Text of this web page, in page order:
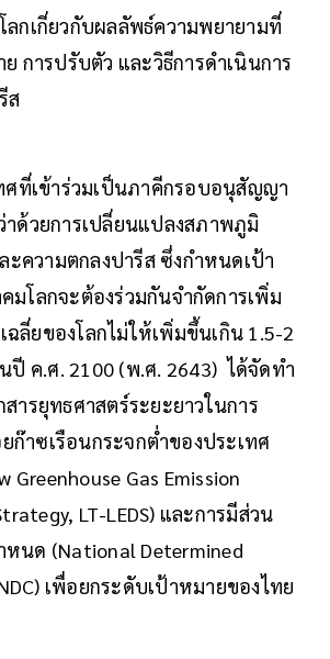
ลกเกี่ยวกับผลลัพธ์ความพยายามที่
การปรับตัว และวิธีการดำเนินการ
ส
ศที่เข้าร่วมเป็นภาคีกรอบอนุสัญญา
ด้วยการเปลี่ยนแปลงสภาพภูมิ
ะความตกลงปารีส ซึ่งกำหนดเป้า
มโลกจะต้องร่วมกันจำกัดการเพิ่ม
ลี่ยของโลกไม่ให้เพิ่มขึ้นเกิน 1.5-2
ปี ค.ศ. 2100 (พ.ศ. 2643) ได้จัดทำ
ารยุทธศาสตร์ระยะยาวในการ
าซเรือนกระจกต่ำของประเทศ
Greenhouse Gas Emission
LT-LEDS) และการมีส่วน
หนด (National Determined
เพื่อยกระดับเป้าหมายของไทย